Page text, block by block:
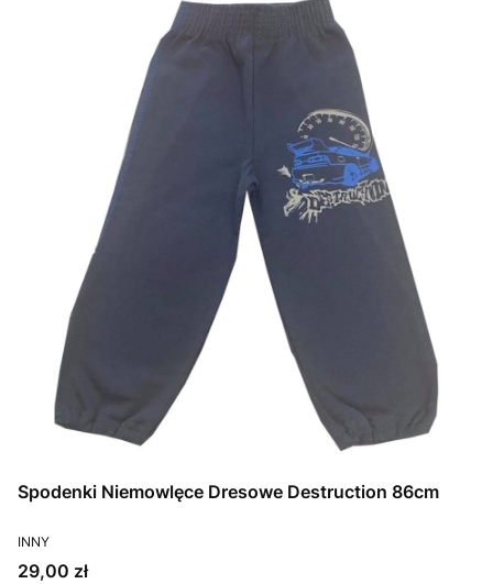
Spodenki Niemowlęce Dresowe Destruction 86cm
PRODUCENT
INNY
Cena
29,00 zł